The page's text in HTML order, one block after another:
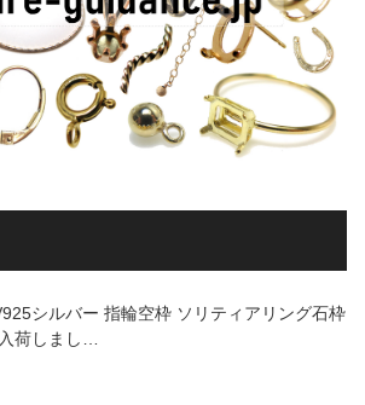
シルバー 指輪空枠 ソリティアリング石枠
荷しまし…